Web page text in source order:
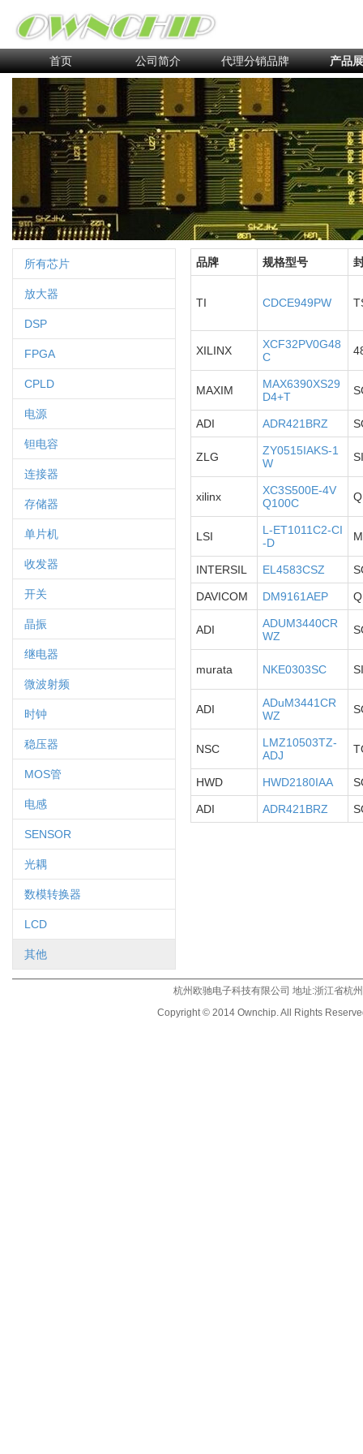
首页 公司简介 代理分销品牌 产品
所有芯片
放大器
DSP
FPGA
CPLD
电源
钽电容
连接器
存储器
单片机
收发器
开关
晶振
继电器
微波射频
时钟
稳压器
MOS管
电感
SENSOR
光耦
数模转换器
LCD
其他
品牌 规格型号
TI CDCE949PW
XILINX
XCF32PV0G48
C
MAXIM
MAX6390XS29
D4+T
ADI ADR421BRZ
ZLG
ZY0515IAKS-1
W
xilinx
XC3S500E-4V
Q100C
LSI
L-ET1011C2-CI
-D
INTERSIL EL4583CSZ
DAVICOM DM9161AEP
ADI
ADUM3440CR
WZ
murata NKE0303SC
ADI
ADuM3441CR
WZ
NSC
LMZ10503TZ-
ADJ
HWD HWD2180IAA
ADI ADR421BRZ
杭州欧驰电子科技有限公司 地址:浙江省杭
Copyright © 2014 Ownchip. All Rights